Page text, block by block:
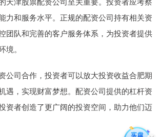
力和服务水平。正规的配资公司持有相关资
团队和完善的客户服务体系，为投资者提供
。
公司合作，投资者可以放大投资收益合肥期
遇，实现财富梦想。配资公司提供的杠杆资
资者创造了更广阔的投资空间，助力他们迈